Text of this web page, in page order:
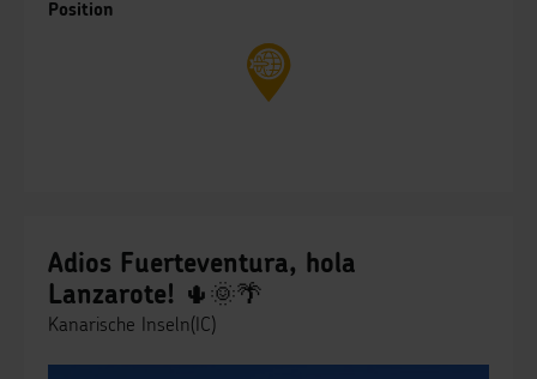
Position
Adios Fuerteventura, hola
Lanzarote! 🌵🌞🌴
Kanarische Inseln(IC)